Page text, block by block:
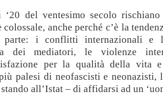
‘20 del ventesimo secolo
anche perché c’è la
parte: i conflitti internazionali e
dei mediatori, le violenze
per la qualità della vita
palesi di neofascisti e
all’Istat – di affidarsi ad un